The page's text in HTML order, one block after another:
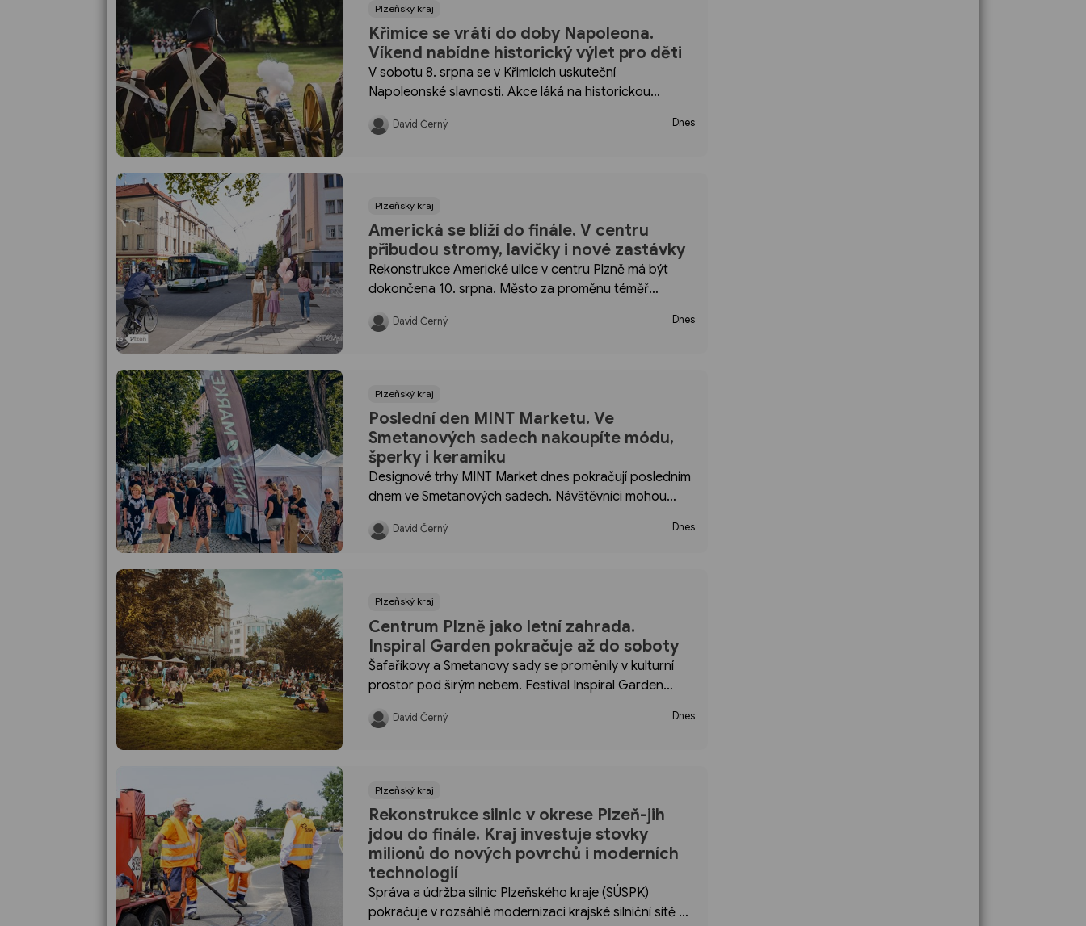
Plzeňský kraj
Křimice se vrátí do doby Napoleona.
Víkend nabídne historický výlet pro děti
V sobotu 8. srpna se v Křimicích uskuteční
Napoleonské slavnosti. Akce láká na historickou
mimo učebnici. Pro rodiny jde o výrazný víkendový tip s
David Černý Dnes
Plzeňský kraj
Americká se blíží do finále. V centru
přibudou stromy, lavičky i nové zastávky
Rekonstrukce Americké ulice v centru Plzně má být
dokončena 10. srpna. Město za proměnu téměř
včetně DPH. Do té doby musejí řidiči i cestující počítat s
David Černý Dnes
Plzeňský kraj
Poslední den MINT Marketu. Ve
Smetanových sadech nakoupíte módu,
šperky i keramiku
Designové trhy MINT Market dnes pokračují posledním
dnem ve Smetanových sadech. Návštěvníci mohou
republiky. Vstup je zdarma a akce je součástí programu
David Černý Dnes
Plzeňský kraj
Centrum Plzně jako letní zahrada.
Inspiral Garden pokračuje až do soboty
Šafaříkovy a Smetanovy sady se proměnily v kulturní
prostor pod širým nebem. Festival Inspiral Garden
setkávání, street food Babylon na plotně a designový
David Černý Dnes
Plzeňský kraj
Rekonstrukce silnic v okrese Plzeň-jih
jdou do finále. Kraj investuje stovky
milionů do nových povrchů i moderních
technologií
Správa a údržba silnic Plzeňského kraje (SÚSPK)
pokračuje v rozsáhlé modernizaci krajské silniční sítě na